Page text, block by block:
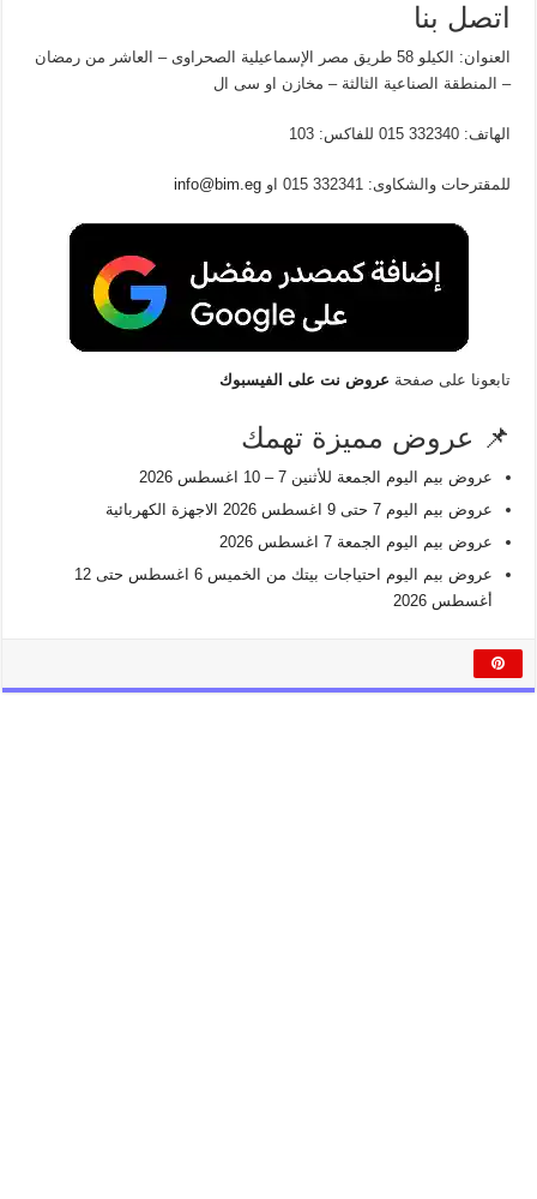
اتصل بنا
العنوان: الكيلو 58 طريق مصر الإسماعيلية الصحراوى – العاشر من رمضان
– المنطقة الصناعية الثالثة – مخازن او سى ال
الهاتف: 332340 015 للفاكس: 103
للمقترحات والشكاوى: 332341 015 او info@bim.eg
تابعونا على صفحة عروض نت على الفيسبوك
📌 عروض مميزة تهمك
عروض بيم اليوم الجمعة للأثنين 7 – 10 اغسطس 2026
عروض بيم اليوم 7 حتى 9 اغسطس 2026 الاجهزة الكهربائية
عروض بيم اليوم الجمعة 7 اغسطس 2026
عروض بيم اليوم احتياجات بيتك من الخميس 6 اغسطس حتى 12
أغسطس 2026